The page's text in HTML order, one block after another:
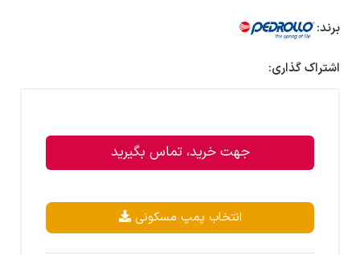
برند:
اشتراک گذاری:
جهت خرید، تماس بگیرید
انتخاب پمپ مسکونی